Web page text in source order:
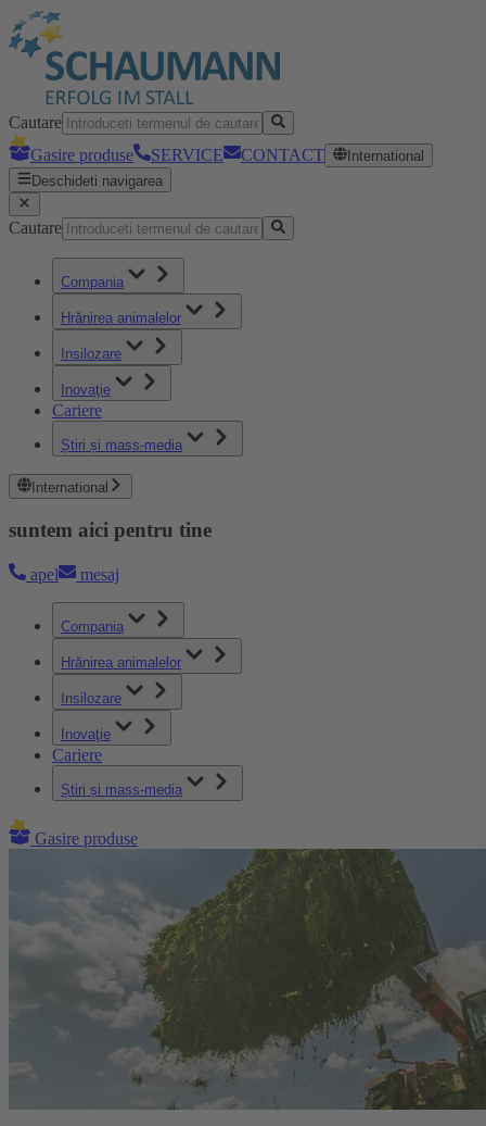
Cautare
Gasire produse
SERVICE CONTACT
International
Deschideti navigarea
Cautare
Compania
Hrănirea animalelor
Insilozare
Inovaţie
Cariere
Știri și mass-media
International
suntem aici pentru tine
apel mesaj
Compania
Hrănirea animalelor
Insilozare
Inovaţie
Cariere
Știri și mass-media
Gasire produse